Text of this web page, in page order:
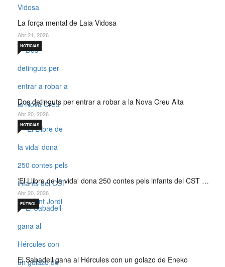
La força mental de Laia Vidosa
Abr 21, 2026
Dos detinguts per entrar a robar a la Nova Creu Alta
NOTICIAS
Abr 20, 2026
'El Llibre de la vida' dona 250 contes pels infants del CST …
NOTICIAS
Abr 20, 2026
El Sabadell gana al Hércules con un golazo de Eneko
FÚTBOL